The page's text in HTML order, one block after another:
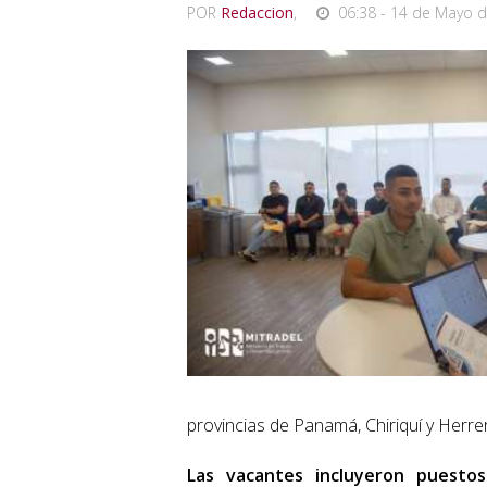
POR Redaccion, 06:38 - 14 de Mayo
provincias de Panamá, Chiriquí y
Las vacantes incluyeron